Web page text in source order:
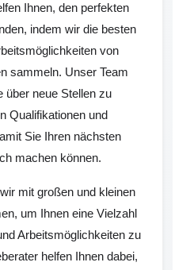
Ihnen, den perfekten
indem wir die besten
von
sammeln. Unser Team
über neue Stellen zu
Qualifikationen und
Sie Ihren nächsten
machen können.
mit großen und kleinen
um Ihnen eine Vielzahl
Arbeitsmöglichkeiten zu
helfen Ihnen dabei,